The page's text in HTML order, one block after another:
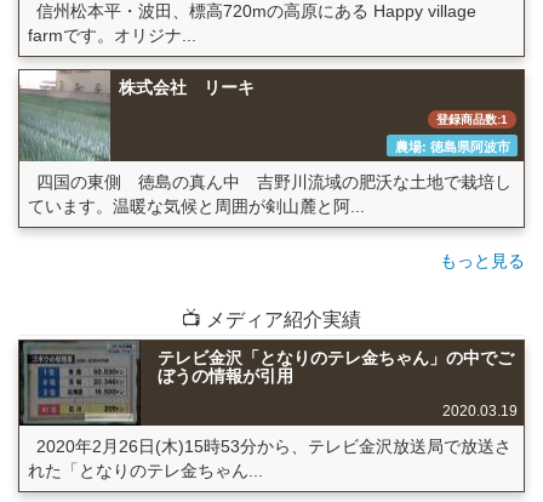
信州松本平・波田、標高720mの高原にある Happy village
farmです。オリジナ...
株式会社 リーキ
登録商品数:1
農場: 徳島県阿波市
四国の東側 徳島の真ん中 吉野川流域の肥沃な土地で栽培し
ています。温暖な気候と周囲が剣山麓と阿...
もっと見る
📺 メディア紹介実績
テレビ金沢「となりのテレ金ちゃん」の中でご
ぼうの情報が引用
2020.03.19
2020年2月26日(木)15時53分から、テレビ金沢放送局で放送さ
れた「となりのテレ金ちゃん...